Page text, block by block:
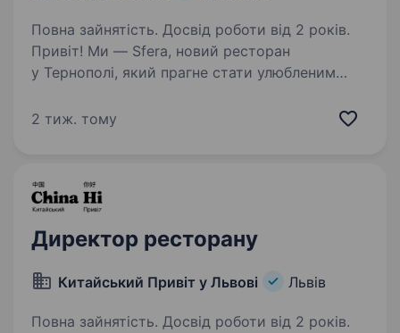
Повна зайнятість. Досвід роботи від 2 років.
Привіт! Ми — Sfera, новий ресторан
у Тернополі, який прагне стати улюбленим
сервіс створені з душею. Якщо ти хочеш
2 тиж. тому
Директор ресторану
Китайський Привіт у Львові Львів
Повна зайнятість. Досвід роботи від 2 років.